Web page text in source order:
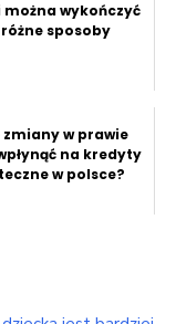
można wykończyć
sposoby
zmiany w prawie
na kredyty
w polsce?